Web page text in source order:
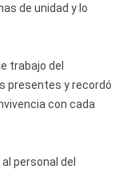
de unidad y lo
trabajo del
presentes y recordó
con cada
personal del